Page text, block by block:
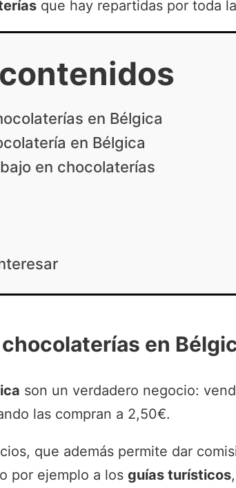
que hay repartidas por toda
en Bélgica
en Bélgica
en chocolaterías
en
son un verdadero negocio:
las compran a 2,50€.
que además permite dar
por ejemplo a los guías turísticos